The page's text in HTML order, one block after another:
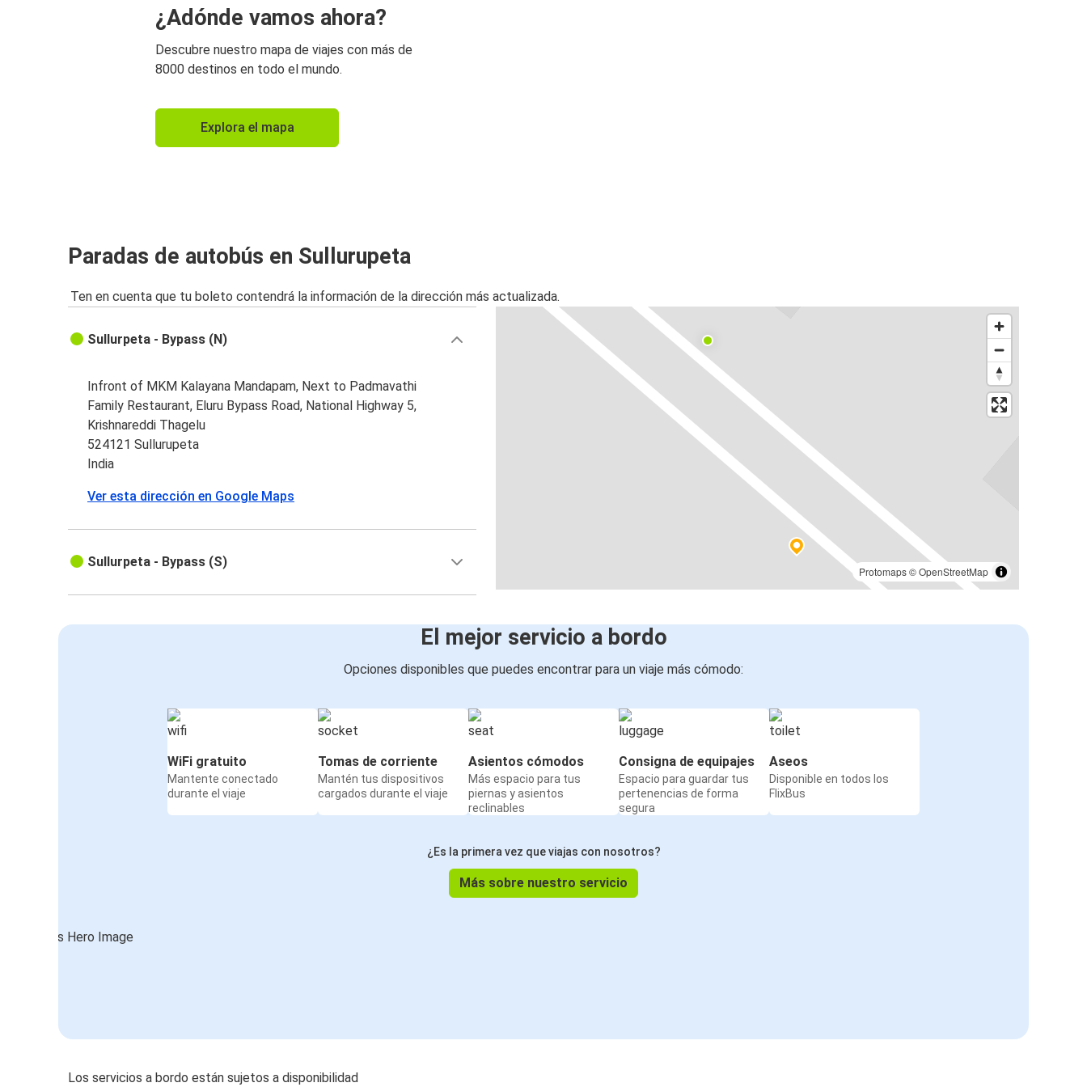
¿Adónde vamos ahora?
Descubre nuestro mapa de viajes con más de
8000 destinos en todo el mundo.
Explora el mapa
Paradas de autobús en Sullurupeta
Ten en cuenta que tu boleto contendrá la información de la dirección más actualizada.
Protomaps©OpenStreetMap
Sullurpeta - Bypass (N)
Infront of MKM Kalayana Mandapam, Next to Padmavathi
Family Restaurant, Eluru Bypass Road, National Highway 5,
Krishnareddi Thagelu
524121 Sullurupeta
India
Ver esta dirección en Google Maps
Sullurpeta - Bypass (S)
El mejor servicio a bordo
Opciones disponibles que puedes encontrar para un viaje más cómodo:
WiFi gratuito
Mantente conectado
durante el viaje
Tomas de corriente
Mantén tus dispositivos
cargados durante el viaje
Asientos cómodos
Más espacio para tus
piernas y asientos
reclinables
Consigna de equipajes
Espacio para guardar tus
pertenencias de forma
segura
Aseos
Disponible en todos los
FlixBus
¿Es la primera vez que viajas con nosotros?
Más sobre nuestro servicio
Los servicios a bordo están sujetos a disponibilidad